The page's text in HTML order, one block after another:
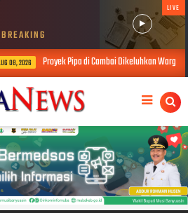
BREAKING
LIVE
Proyek Pipa di Cambai Dikeluhkan Warga, Soroti